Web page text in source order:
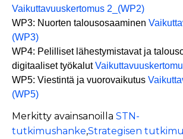
Vaikuttavuuskertomus 2_(WP2)
WP3: Nuorten talousosaaminen
(WP3)
WP4: Pelilliset lähestymistavat ja
digitaaliset työkalut
WP5: Viestintä ja vuorovaikutus
(WP5)
Merkitty avainsanoilla STN-
tutkimushanke,Strategisen